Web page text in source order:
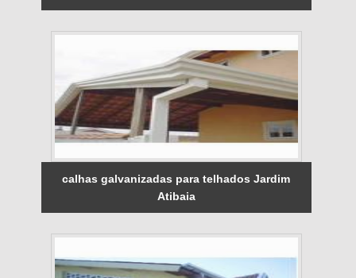
calhas galvanizadas para telhados Jardim
Atibaia